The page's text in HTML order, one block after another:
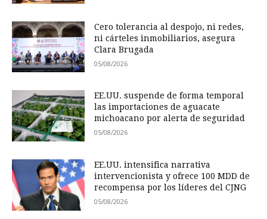
Cero tolerancia al despojo, ni redes,
ni cárteles inmobiliarios, asegura
Clara Brugada
05/08/2026
EE.UU. suspende de forma temporal
las importaciones de aguacate
michoacano por alerta de seguridad
05/08/2026
EE.UU. intensifica narrativa
intervencionista y ofrece 100 MDD de
recompensa por los líderes del CJNG
05/08/2026